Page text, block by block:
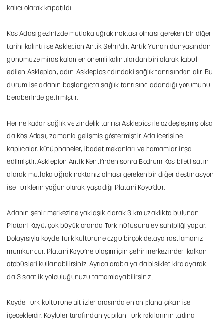
kalıcı olarak kapatıldı.
Kos Adası gezinizde mutlaka uğrak noktası olması gereken bir diğer
tarihi kalıntı ise Asklepion Antik Şehri’dir. Antik Yunan dünyasından
günümüze miras kalan en önemli kalıntılardan biri olarak kabul
edilen Asklepion, adını Asklepios adındaki sağlık tanrısından alır. Bu
durum ise adanın başlangıçta sağlık tanrısına adandığı yorumunu
beraberinde getirmiştir.
Her ne kadar sağlık ve zindelik tanrısı Asklepios ile özdeşleşmiş olsa
da Kos Adası, zamanla gelişmiş göstermiştir. Ada içerisine
kaplıcalar, kütüphaneler, ibadet mekanları ve hamamlar inşa
edilmiştir. Asklepion Antik Kenti’nden sonra Bodrum Kos bileti satın
alarak mutlaka uğrak noktanız olması gereken bir diğer destinasyon
ise Türklerin yoğun olarak yaşadığı Platani Köyü’dür.
Adanın şehir merkezine yaklaşık olarak 3 km uzaklıkta bulunan
Platani Köyü, çok büyük oranda Türk nüfusuna ev sahipliği yapar.
Dolayısıyla köyde Türk kültürüne özgü birçok detaya rastlamanız
mümkündür. Platani Köyü’ne ulaşım için şehir merkezinden kalkan
otobüsleri kullanabilirsiniz. Ayrıca araba ya da bisiklet kiralayarak
da 3 saatlik yolculuğunuzu tamamlayabilirsiniz.
Köyde Türk kültürüne ait izler arasında en ön plana çıkan ise
içeceklerdir. Köylüler tarafından yapılan Türk rakılarının tadına